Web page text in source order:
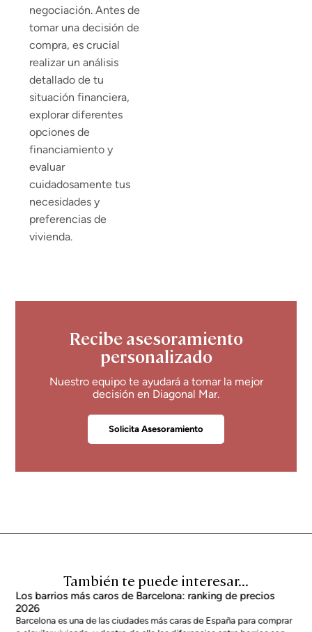
negociación. Antes de
tomar una decisión de
compra, es crucial
realizar un análisis
detallado de tu
situación financiera,
explorar diferentes
opciones de
financiamiento y
evaluar
cuidadosamente tus
necesidades y
preferencias de
vivienda.
Recibe asesoramiento
personalizado
Nuestro equipo te ayudará a tomar la mejor
decisión en Diagonal Mar.
Solicita Asesoramiento
También te puede interesar...
Los barrios más caros de Barcelona: ranking de precios
2026
Barcelona es una de las ciudades más caras de España para comprar